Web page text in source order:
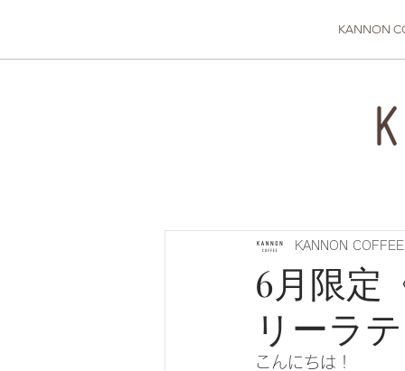
KANNON
6月限定
リーラテ
KANNON
こんにちは！